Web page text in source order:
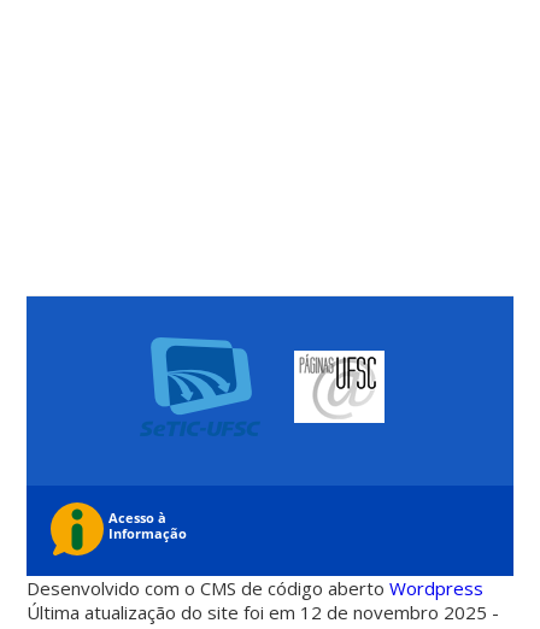
Desenvolvido com o CMS de código abertoWordpress
Última atualização do site foi em 12 de novembro 2025 -